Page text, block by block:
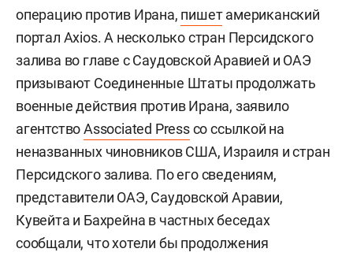
операцию против Ирана, пишетамериканский
портал Axios. А несколько стран Персидского
залива во главе с Саудовской Аравией и ОАЭ
призывают Соединенные Штаты продолжать
военные действия против Ирана, заявило
агентствоAssociated Pressсо ссылкой на
неназванных чиновников США, Израиля и стран
Персидского залива. По его сведениям,
представители ОАЭ, Саудовской Аравии,
Кувейта и Бахрейна в частных беседах
сообщали, что хотели бы продолжения